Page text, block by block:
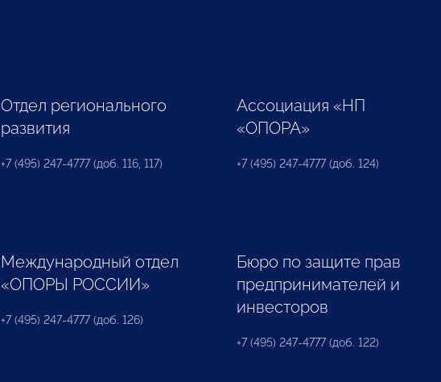
Отдел регионального
развития
+7 (495) 247-4777 (доб. 116, 117)
Ассоциация «НП
«ОПОРА»
+7 (495) 247-4777 (доб. 124)
Международный отдел
«ОПОРЫ РОССИИ»
+7 (495) 247-4777 (доб. 126)
Бюро по защите прав
предпринимателей и
инвесторов
+7 (495) 247-4777 (доб. 122)